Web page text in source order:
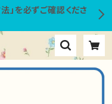
」を必ずご確認くださ